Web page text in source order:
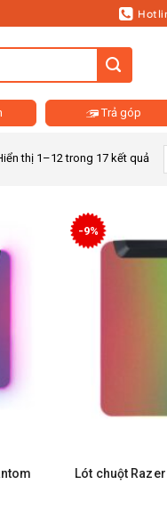
Trả góp
thị 1–12 trong 17 kết quả
-9%
Lót chuột